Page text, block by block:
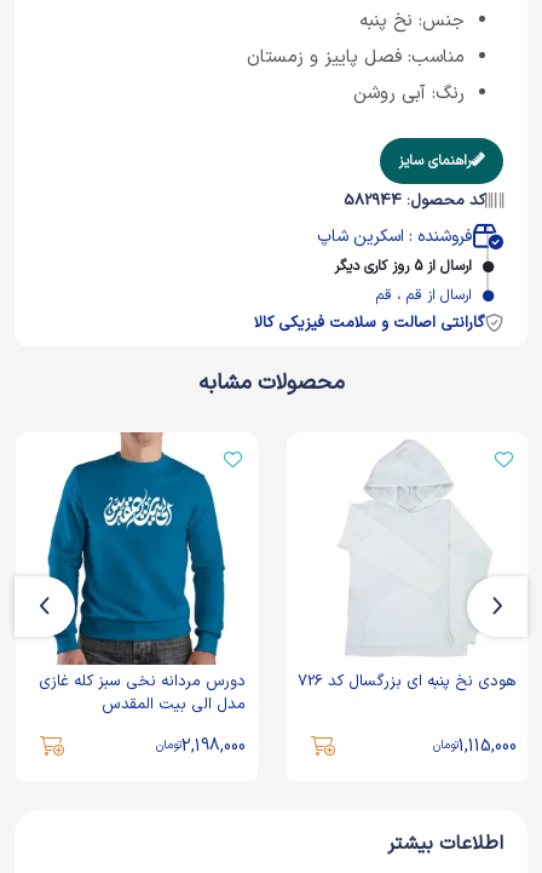
جنس: نخ پنبه
مناسب: فصل پاییز و زمستان
رنگ: آبی روشن
راهنمای سایز
کد محصول: 582944
فروشنده : اسکرین شاپ
ارسال از 5 روز کاری دیگر
ارسال از قم ، قم
گارانتی اصالت و سلامت فیزیکی کالا
محصولات مشابه
هودی نخ پنبه ای بزرگسال کد 726
1,115,000تومان
دورس مردانه نخی سبز کله غازی
مدل الی بیت المقدس
2,198,000تومان
اطلاعات بیشتر